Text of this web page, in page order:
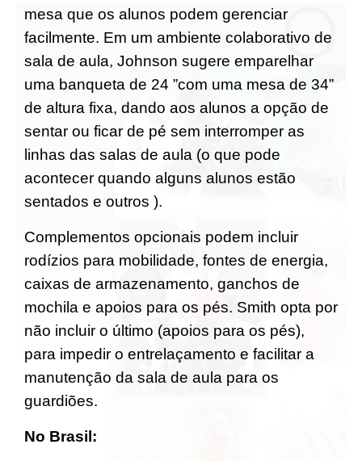
mesa que os alunos podem gerenciar
facilmente. Em um ambiente colaborativo de
sala de aula, Johnson sugere emparelhar
uma banqueta de 24 ”com uma mesa de 34”
de altura fixa, dando aos alunos a opção de
sentar ou ficar de pé sem interromper as
linhas das salas de aula (o que pode
acontecer quando alguns alunos estão
sentados e outros ).
Complementos opcionais podem incluir
rodízios para mobilidade, fontes de energia,
caixas de armazenamento, ganchos de
mochila e apoios para os pés. Smith opta por
não incluir o último (apoios para os pés),
para impedir o entrelaçamento e facilitar a
manutenção da sala de aula para os
guardiões.
No Brasil: